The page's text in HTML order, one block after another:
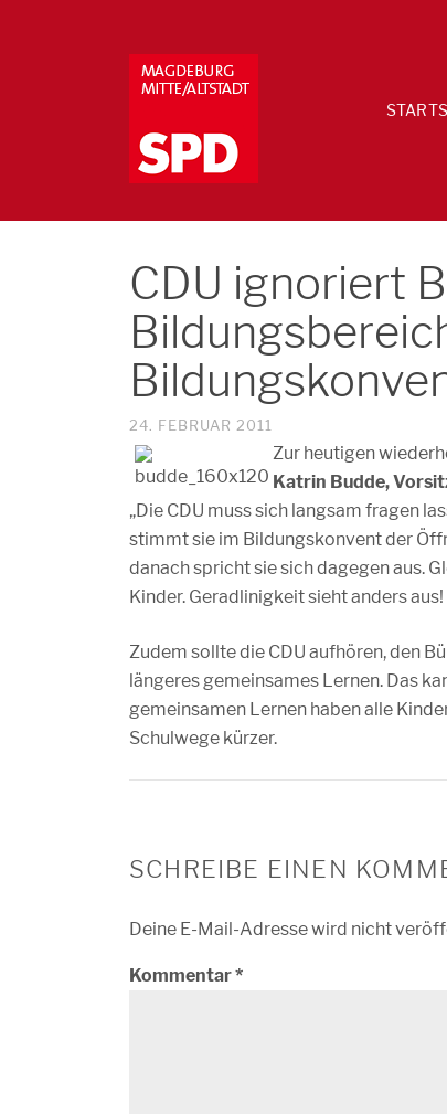
CDU ignoriert
24. FEBRUAR 2011
Zur heutigen
Katrin Budde,
„Die CDU muss sich langsam fragen
stimmt sie im Bildungskonvent der
danach spricht sie sich dagegen aus.
Kinder. Geradlinigkeit sieht anders aus!
Zudem sollte die CDU aufhören, den
längeres gemeinsames Lernen. Das
gemeinsamen Lernen haben alle
Schulwege kürzer.
SCHREIBE EINEN
Deine E-Mail-Adresse wird nicht
Kommentar*